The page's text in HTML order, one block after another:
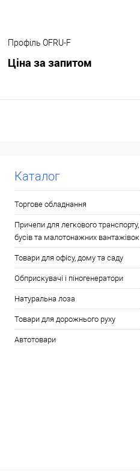
Профіль OFRU-F
Ціна за запитом
У обране
замовлення
Каталог
Торгове обладнання
Причепи для легкового транспорту,
бусів та малотонажних вантажівок
Товари для офісу, дому та саду
Обприскувачі і піногенератори
Натуральна лоза
Товари для дорожнього руху
Автотовари